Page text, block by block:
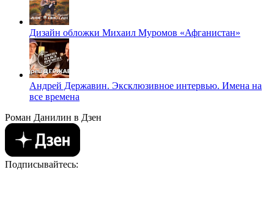
Дизайн обложки Михаил Муромов «Афганистан»
Андрей Державин. Эксклюзивное интервью. Имена на
все времена
Роман Данилин в Дзен
Подписывайтесь: